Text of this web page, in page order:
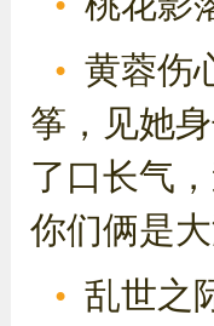
黄蓉伤
筝，见她
了口长气
你们俩是
乱世之